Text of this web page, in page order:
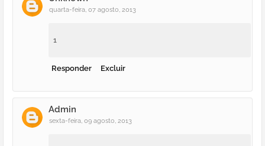
quarta-feira, 07 agosto, 2013
1
Responder Excluir
Admin
sexta-feira, 09 agosto, 2013